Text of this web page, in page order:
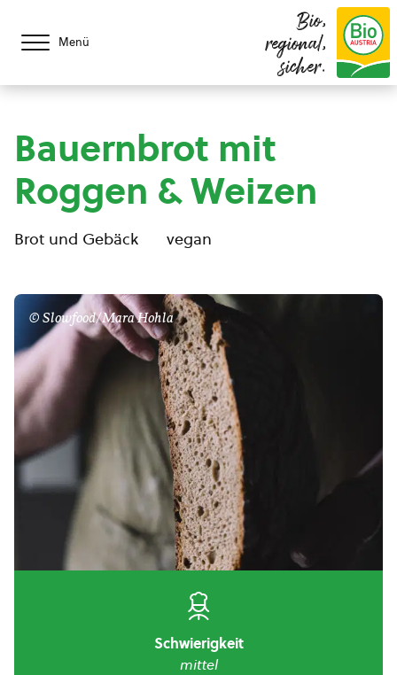
Menü
Bio,
regional,
sicher.
Bauernbrot mit
Roggen & Weizen
Brot und Gebäck vegan
© Slowfood/Mara Hohla
Schwierigkeit
mittel